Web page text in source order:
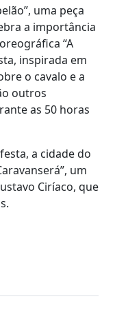
uma peça
a importância
“A
inspirada em
o cavalo e a
outros
as 50 horas
a cidade do
um
Ciríaco, que